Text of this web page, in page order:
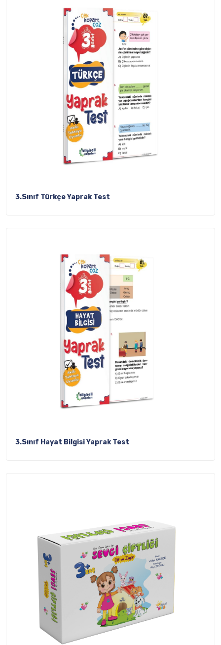
3.Sınıf Türkçe Yaprak Test
3.Sınıf Hayat Bilgisi Yaprak Test